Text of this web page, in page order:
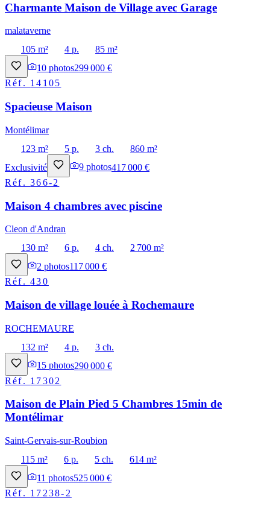
Charmante Maison de Village avec Garage
malataverne
105 m²
4 p.
85 m²
10 photos299 000 €
Réf. 14105
Spacieuse Maison
Montélimar
123 m²
5 p. 3 ch.
860 m²
Exclusivité
9 photos417 000 €
Réf.366-2
Maison 4 chambres avec piscine
Cleon d'Andran
130 m²
6 p. 4 ch.
2 700 m²
2 photos117 000 €
Réf.430
Maison de village louée à Rochemaure
ROCHEMAURE
132 m²
4 p.
3 ch.
15 photos290 000 €
Réf. 17302
Maison de Plain Pied 5 Chambres 15min de
Montélimar
Saint-Gervais-sur-Roubion
115 m²
6 p. 5 ch.
614 m²
11 photos525 000 €
Réf. 17238-2